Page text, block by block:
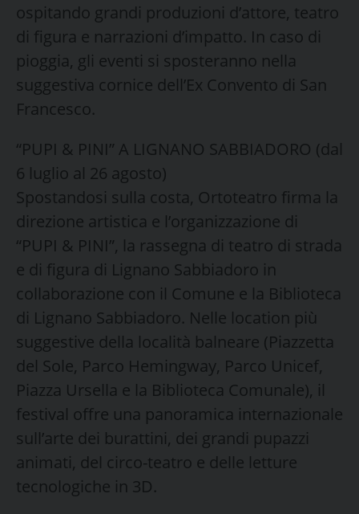
ospitando grandi produzioni d’attore, teatro
di figura e narrazioni d’impatto. In caso di
pioggia, gli eventi si sposteranno nella
suggestiva cornice dell’Ex Convento di San
Francesco.
“PUPI & PINI” A LIGNANO SABBIADORO (dal
6 luglio al 26 agosto)
Spostandosi sulla costa, Ortoteatro firma la
direzione artistica e l’organizzazione di
“PUPI & PINI”, la rassegna di teatro di strada
e di figura di Lignano Sabbiadoro in
collaborazione con il Comune e la Biblioteca
di Lignano Sabbiadoro. Nelle location più
suggestive della località balneare (Piazzetta
del Sole, Parco Hemingway, Parco Unicef,
Piazza Ursella e la Biblioteca Comunale), il
festival offre una panoramica internazionale
sull’arte dei burattini, dei grandi pupazzi
animati, del circo-teatro e delle letture
tecnologiche in 3D.